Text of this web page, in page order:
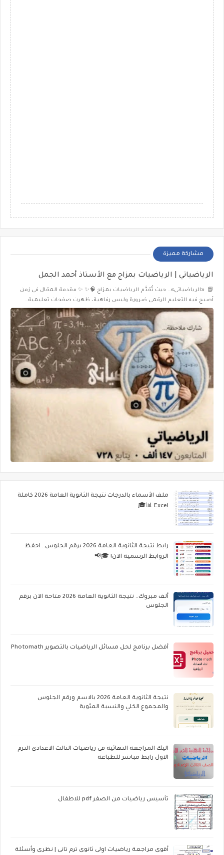
مشاركة مميزة
الرياضياتي | الرياضيات بمزاج مع الأستاذ أحمد الجمل
📘 «الرياضياتي»… حيث تُقدَّم الرياضيات بمزاج 🧠✨ ✨ مقدمة المقال في زمن
أصبح فيه التعليم الرقمي ضرورة وليس رفاهية، ظهرت صفحات تعليمية…
ملف الأسماء بالدرجات نتيجة الثانوية العامة 2026 كاملة
Excel 📊🎓
رابط نتيجة الثانوية العامة 2026 برقم الجلوس.. احفظ
الروابط الرسمية الآن! 🎓📢
ألف مبروك.. نتيجة الثانوية العامة 2026 متاحة الآن برقم
الجلوس
أفضل برنامج لحل مسائل الرياضيات بالتصوير Photomath
نتيجة الثانوية العامة 2026 بالاسم ورقم الجلوس
والمجموع الكلي والنسبة المئوية
اليك المراجعة النهائية فى رياضيات الثالث الاعدادى الترم
الاول رابط مباشر للطباعة
تأسيس رياضيات من الصفر pdf للاطفال
أقوى مراجعة رياضيات اولى ثانوى ترم تانى | نظرى وأسئلة